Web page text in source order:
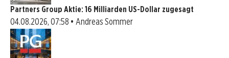
Partners Group Aktie: 16 Milliarden US-Dollar zugesagt
04.08.2026, 07:58 • Andreas Sommer